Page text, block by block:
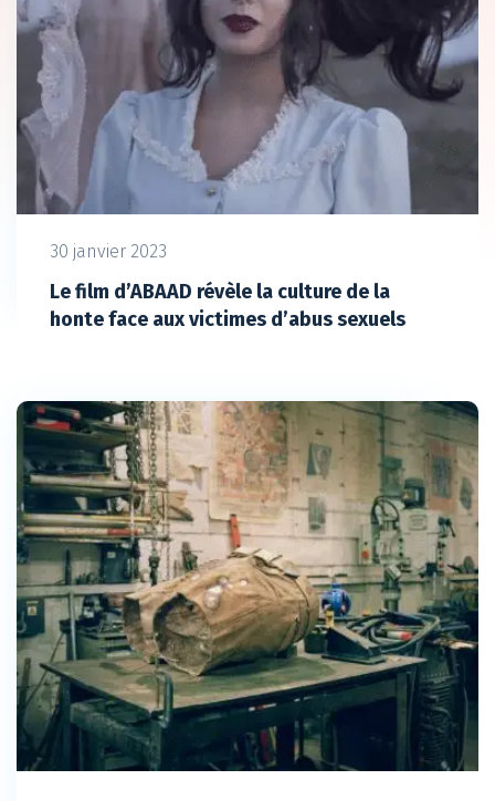
30 janvier 2023
Le film d’ABAAD révèle la culture de la
honte face aux victimes d’abus sexuels